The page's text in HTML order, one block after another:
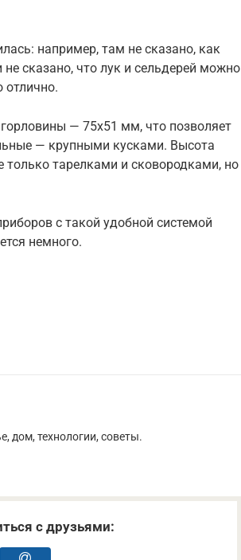
например, там не сказано, как
сказано, что лук и сельдерей можно
отлично.
— 75х51 мм, что позволяет
— крупными кусками. Высота
тарелками и сковородками, но
с такой удобной системой
немного.
дом, технологии, советы.
с друзьями: